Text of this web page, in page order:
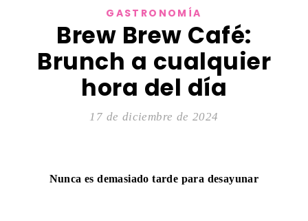
GASTRONOMÍA
Brew Brew Café:
Brunch a cualquier
hora del día
17 de diciembre de 2024
Nunca es demasiado tarde para desayunar